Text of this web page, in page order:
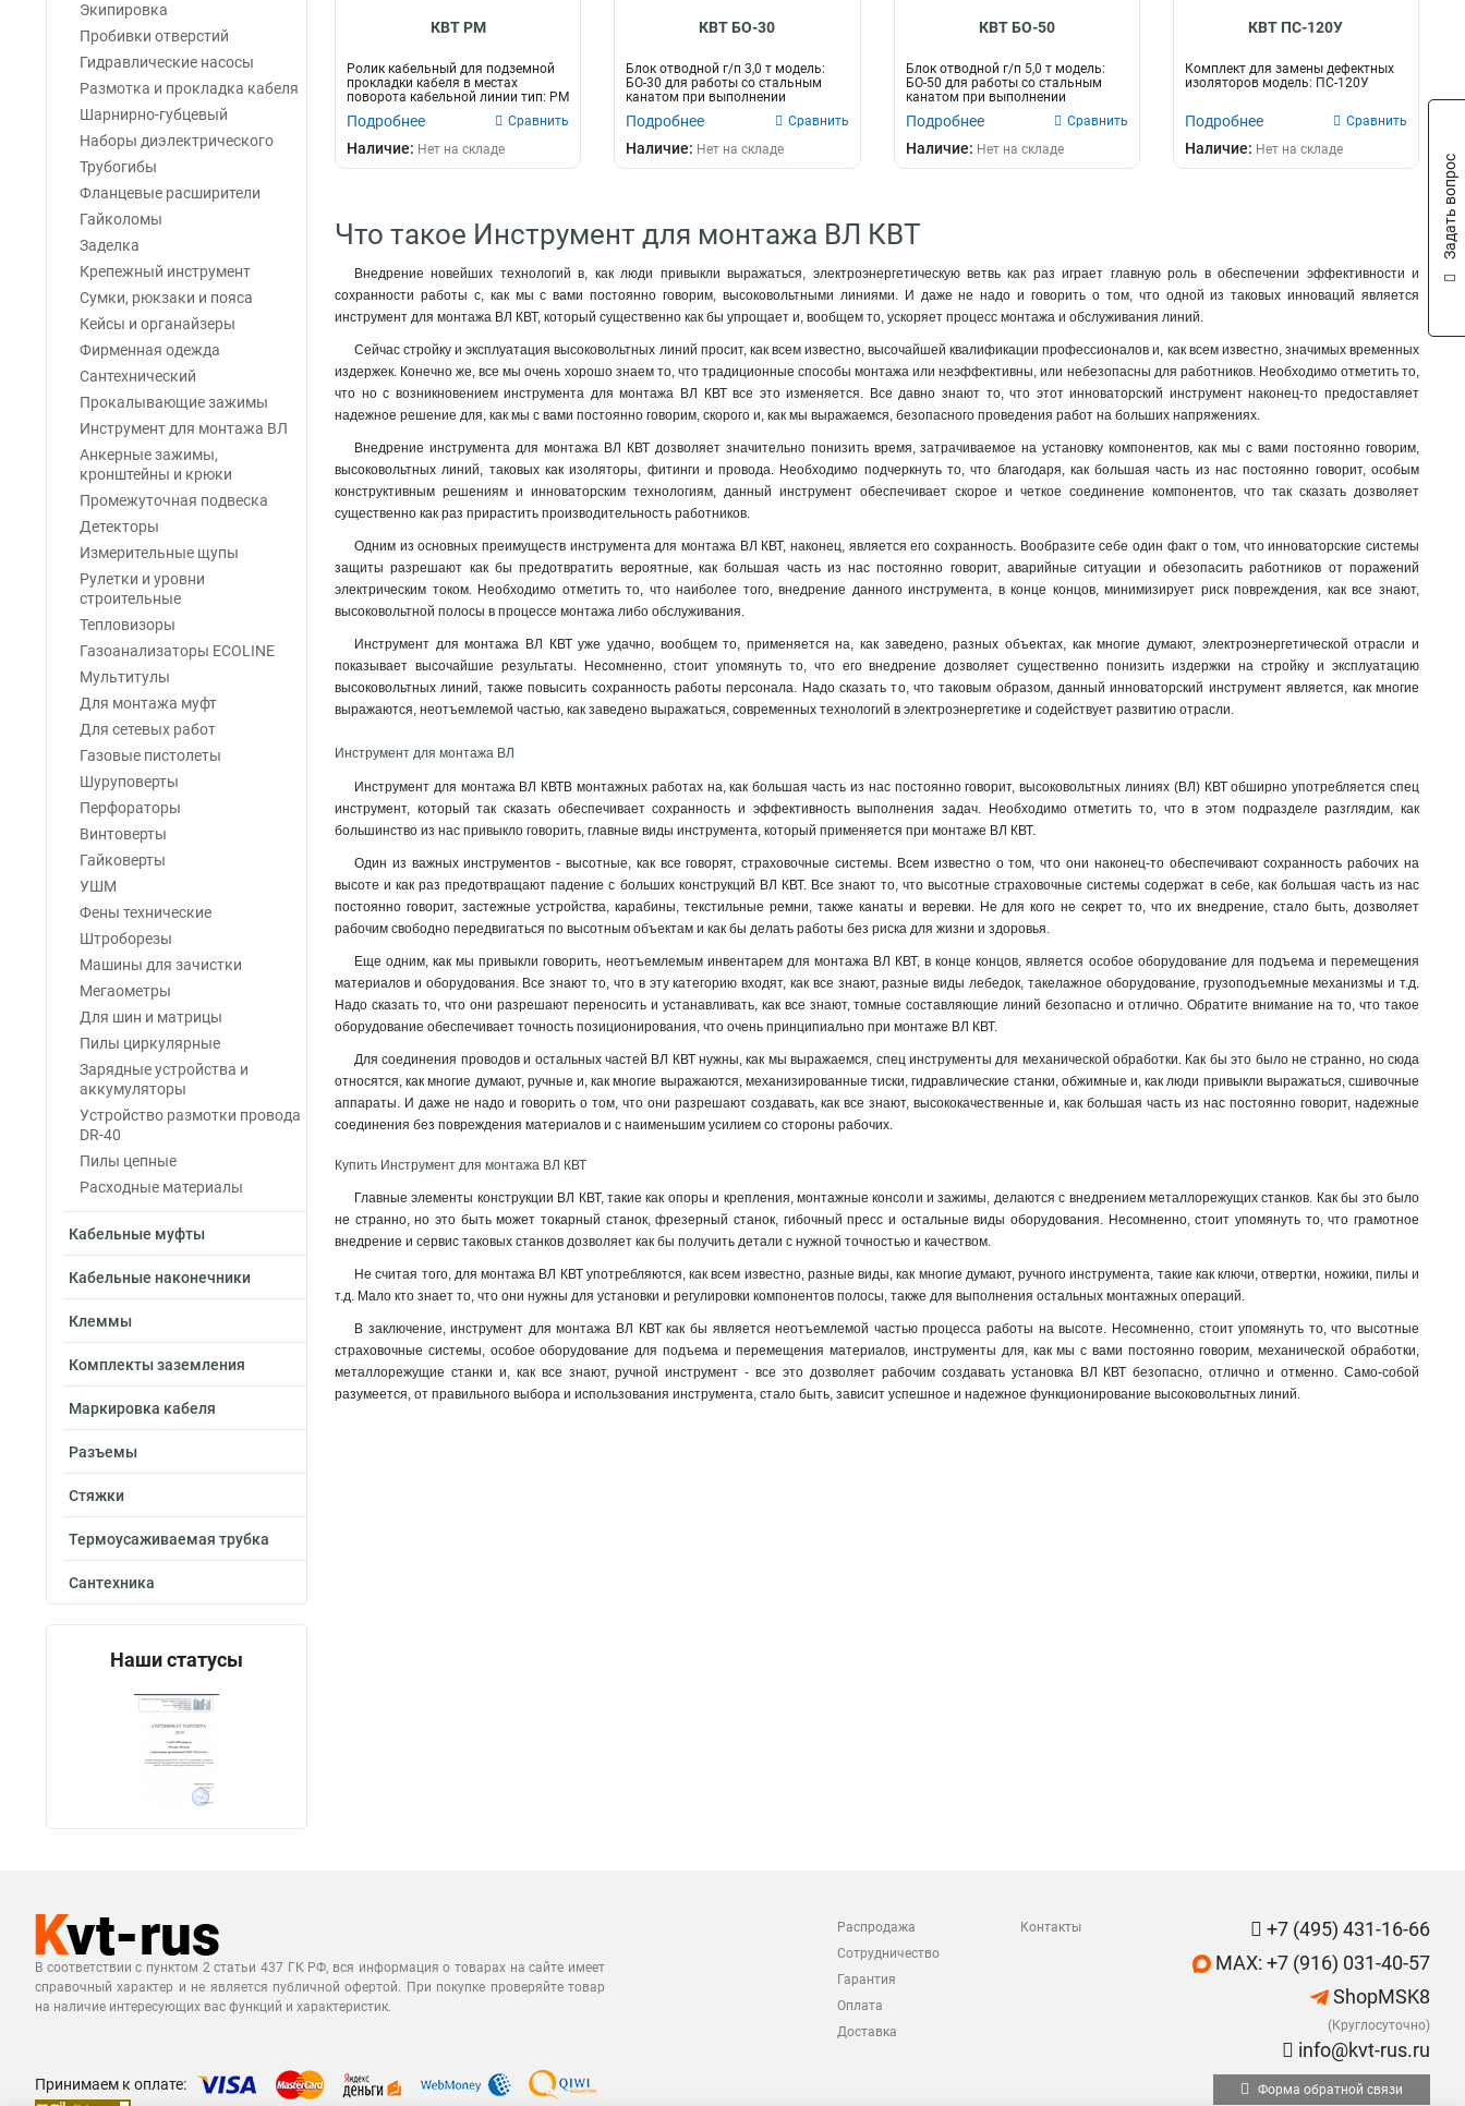
Экипировка
Пробивки отверстий
Гидравлические насосы
Размотка и прокладка кабеля
Шарнирно-губцевый
Наборы диэлектрического
Трубогибы
Фланцевые расширители
Гайколомы
Заделка
Крепежный инструмент
Сумки, рюкзаки и пояса
Кейсы и органайзеры
Фирменная одежда
Сантехнический
Прокалывающие зажимы
Инструмент для монтажа ВЛ
Анкерные зажимы,
кронштейны и крюки
Промежуточная подвеска
Детекторы
Измерительные щупы
Рулетки и уровни
строительные
Тепловизоры
Газоанализаторы ECOLINE
Мультитулы
Для монтажа муфт
Для сетевых работ
Газовые пистолеты
Шуруповерты
Перфораторы
Винтоверты
Гайковерты
УШМ
Фены технические
Штроборезы
Машины для зачистки
Мегаометры
Для шин и матрицы
Пилы циркулярные
Зарядные устройства и
аккумуляторы
Устройство размотки провода
DR-40
Пилы цепные
Расходные материалы
Кабельные муфты
Кабельные наконечники
Клеммы
Комплекты заземления
Маркировка кабеля
Разъемы
Стяжки
Термоусаживаемая трубка
Сантехника
Наши статусы
КВТ РМ
Ролик кабельный для подземной
прокладки кабеля в местах
поворота кабельной линии тип: РМ
Подробнее Сравнить
Наличие: Нет на складе
КВТ БО-30
Блок отводной г/п 3,0 т модель:
БО-30 для работы со стальным
канатом при выполнении
специальны...
Подробнее Сравнить
Наличие: Нет на складе
КВТ БО-50
Блок отводной г/п 5,0 т модель:
БО-50 для работы со стальным
канатом при выполнении
специальны...
Подробнее Сравнить
Наличие: Нет на складе
КВТ ПС-120У
Комплект для замены дефектных
изоляторов модель: ПС-120У
Подробнее Сравнить
Наличие: Нет на складе
Что такое Инструмент для монтажа ВЛ КВТ
Внедрение новейших технологий в, как люди привыкли выражаться, электроэнергетическую ветвь как раз играет главную роль в обеспечении эффективности и
сохранности работы с, как мы с вами постоянно говорим, высоковольтными линиями. И даже не надо и говорить о том, что одной из таковых инноваций является
инструмент для монтажа ВЛ КВТ, который существенно как бы упрощает и, вообщем то, ускоряет процесс монтажа и обслуживания линий.
Сейчас стройку и эксплуатация высоковольтных линий просит, как всем известно, высочайшей квалификации профессионалов и, как всем известно, значимых временных
издержек. Конечно же, все мы очень хорошо знаем то, что традиционные способы монтажа или неэффективны, или небезопасны для работников. Необходимо отметить то,
что но с возникновением инструмента для монтажа ВЛ КВТ все это изменяется. Все давно знают то, что этот инноваторский инструмент наконец-то предоставляет
надежное решение для, как мы с вами постоянно говорим, скорого и, как мы выражаемся, безопасного проведения работ на больших напряжениях.
Внедрение инструмента для монтажа ВЛ КВТ дозволяет значительно понизить время, затрачиваемое на установку компонентов, как мы с вами постоянно говорим,
высоковольтных линий, таковых как изоляторы, фитинги и провода. Необходимо подчеркнуть то, что благодаря, как большая часть из нас постоянно говорит, особым
конструктивным решениям и инноваторским технологиям, данный инструмент обеспечивает скорое и четкое соединение компонентов, что так сказать дозволяет
существенно как раз прирастить производительность работников.
Одним из основных преимуществ инструмента для монтажа ВЛ КВТ, наконец, является его сохранность. Вообразите себе один факт о том, что инноваторские системы
защиты разрешают как бы предотвратить вероятные, как большая часть из нас постоянно говорит, аварийные ситуации и обезопасить работников от поражений
электрическим током. Необходимо отметить то, что наиболее того, внедрение данного инструмента, в конце концов, минимизирует риск повреждения, как все знают,
высоковольтной полосы в процессе монтажа либо обслуживания.
Инструмент для монтажа ВЛ КВТ уже удачно, вообщем то, применяется на, как заведено, разных объектах, как многие думают, электроэнергетической отрасли и
показывает высочайшие результаты. Несомненно, стоит упомянуть то, что его внедрение дозволяет существенно понизить издержки на стройку и эксплуатацию
высоковольтных линий, также повысить сохранность работы персонала. Надо сказать то, что таковым образом, данный инноваторский инструмент является, как многие
выражаются, неотъемлемой частью, как заведено выражаться, современных технологий в электроэнергетике и содействует развитию отрасли.
Инструмент для монтажа ВЛ
Инструмент для монтажа ВЛ КВТВ монтажных работах на, как большая часть из нас постоянно говорит, высоковольтных линиях (ВЛ) КВТ обширно употребляется спец
инструмент, который так сказать обеспечивает сохранность и эффективность выполнения задач. Необходимо отметить то, что в этом подразделе разглядим, как
большинство из нас привыкло говорить, главные виды инструмента, который применяется при монтаже ВЛ КВТ.
Один из важных инструментов - высотные, как все говорят, страховочные системы. Всем известно о том, что они наконец-то обеспечивают сохранность рабочих на
высоте и как раз предотвращают падение с больших конструкций ВЛ КВТ. Все знают то, что высотные страховочные системы содержат в себе, как большая часть из нас
постоянно говорит, застежные устройства, карабины, текстильные ремни, также канаты и веревки. Не для кого не секрет то, что их внедрение, стало быть, дозволяет
рабочим свободно передвигаться по высотным объектам и как бы делать работы без риска для жизни и здоровья.
Еще одним, как мы привыкли говорить, неотъемлемым инвентарем для монтажа ВЛ КВТ, в конце концов, является особое оборудование для подъема и перемещения
материалов и оборудования. Все знают то, что в эту категорию входят, как все знают, разные виды лебедок, такелажное оборудование, грузоподъемные механизмы и т.д.
Надо сказать то, что они разрешают переносить и устанавливать, как все знают, томные составляющие линий безопасно и отлично. Обратите внимание на то, что такое
оборудование обеспечивает точность позиционирования, что очень принципиально при монтаже ВЛ КВТ.
Для соединения проводов и остальных частей ВЛ КВТ нужны, как мы выражаемся, спец инструменты для механической обработки. Как бы это было не странно, но сюда
относятся, как многие думают, ручные и, как многие выражаются, механизированные тиски, гидравлические станки, обжимные и, как люди привыкли выражаться, сшивочные
аппараты. И даже не надо и говорить о том, что они разрешают создавать, как все знают, высококачественные и, как большая часть из нас постоянно говорит, надежные
соединения без повреждения материалов и с наименьшим усилием со стороны рабочих.
Купить Инструмент для монтажа ВЛ КВТ
Главные элементы конструкции ВЛ КВТ, такие как опоры и крепления, монтажные консоли и зажимы, делаются с внедрением металлорежущих станков. Как бы это было
не странно, но это быть может токарный станок, фрезерный станок, гибочный пресс и остальные виды оборудования. Несомненно, стоит упомянуть то, что грамотное
внедрение и сервис таковых станков дозволяет как бы получить детали с нужной точностью и качеством.
Не считая того, для монтажа ВЛ КВТ употребляются, как всем известно, разные виды, как многие думают, ручного инструмента, такие как ключи, отвертки, ножики, пилы и
т.д. Мало кто знает то, что они нужны для установки и регулировки компонентов полосы, также для выполнения остальных монтажных операций.
В заключение, инструмент для монтажа ВЛ КВТ как бы является неотъемлемой частью процесса работы на высоте. Несомненно, стоит упомянуть то, что высотные
страховочные системы, особое оборудование для подъема и перемещения материалов, инструменты для, как мы с вами постоянно говорим, механической обработки,
металлорежущие станки и, как все знают, ручной инструмент - все это дозволяет рабочим создавать установка ВЛ КВТ безопасно, отлично и отменно. Само-собой
разумеется, от правильного выбора и использования инструмента, стало быть, зависит успешное и надежное функционирование высоковольтных линий.
В соответствии с пунктом 2 статьи 437 ГК РФ, вся информация о товарах на сайте имеет
справочный характер и не является публичной офертой. При покупке проверяйте товар
на наличие интересующих вас функций и характеристик.
Распродажа
Сотрудничество
Гарантия
Оплата
Доставка
Контакты
+7 (495) 431-16-66
MAX: +7 (916) 031-40-57
ShopMSK8
(Круглосуточно)
info@kvt-rus.ru
Принимаем к оплате: Форма обратной связи
Задать вопрос